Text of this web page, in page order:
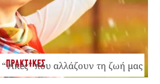
ΠΡΑΚΤΙΚΕΣ
“νίκες” που αλλάζουν τη ζωή μας